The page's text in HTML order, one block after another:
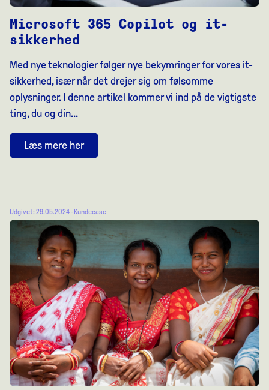
Microsoft 365 Copilot og it-
sikkerhed
Med nye teknologier følger nye bekymringer for vores it-
sikkerhed, især når det drejer sig om følsomme
oplysninger. I denne artikel kommer vi ind på de vigtigste
ting, du og din...
Læs mere her
Udgivet: 29.05.2024 - Kundecase